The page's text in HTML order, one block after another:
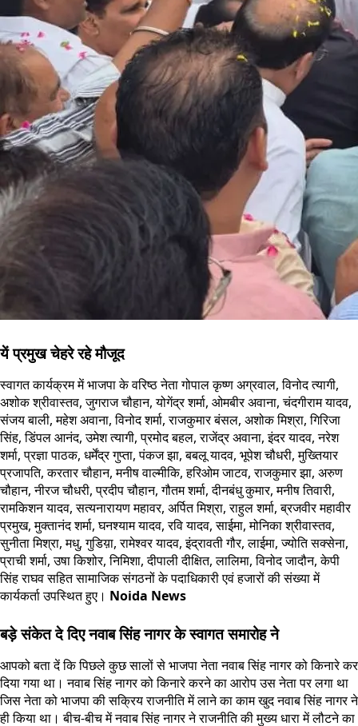
यें प्रमुख चेहरे रहे मौजूद
स्वागत कार्यक्रम में भाजपा के वरिष्ठ नेता गोपाल कृष्ण अग्रवाल, विनोद त्यागी,
अशोक श्रीवास्तव, जुगराज चौहान, योगेंद्र शर्मा, ओमबीर अवाना, चंदगीराम यादव,
संजय बाली, महेश अवाना, विनोद शर्मा, राजकुमार बंसल, अशोक मिश्रा, गिरिजा
सिंह, डिंपल आनंद, उमेश त्यागी, प्रमोद बहल, राजेंद्र अवाना, इंदर यादव, नरेश
शर्मा, प्रज्ञा पाठक, धर्मेंद्र गुप्ता, पंकज झा, बबलू यादव, भूपेश चौधरी, मुख्तियार
प्रजापति, करतार चौहान, मनीष वाल्मीकि, हरिओम जाटव, राजकुमार झा, अरुण
चौहान, नीरज चौधरी, प्रदीप चौहान, गौतम शर्मा, दीनबंधु कुमार, मनीष तिवारी,
रामकिशन यादव, सत्यनारायण महावर, अर्पित मिश्रा, राहुल शर्मा, ब्रजवीर महावीर
प्रमुख, मुक्तानंद शर्मा, घनश्याम यादव, रवि यादव, साईमा, मोनिका श्रीवास्तव,
सुनीता मिश्रा, मधु, गुडिय़ा, रामेश्वर यादव, इंद्रावती गौर, लाईमा, ज्योति सक्सेना,
प्राची शर्मा, उषा किशोर, निमिशा, दीपाली दीक्षित, लालिमा, विनोद जादौन, केपी
सिंह राघव सहित सामाजिक संगठनों के पदाधिकारी एवं हजारों की संख्या में
कार्यकर्ता उपस्थित हुए। Noida News
बड़े संकेत दे दिए नवाब सिंह नागर के स्वागत समारोह ने
आपको बता दें कि पिछले कुछ सालों से भाजपा नेता नवाब सिंह नागर को किनारे कर
दिया गया था। नवाब सिंह नागर को किनारे करने का आरोप उस नेता पर लगा था
जिस नेता को भाजपा की सक्रिय राजनीति में लाने का काम खुद नवाब सिंह नागर ने
ही किया था। बीच-बीच में नवाब सिंह नागर ने राजनीति की मुख्य धारा में लौटने का